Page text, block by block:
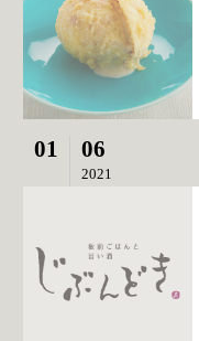
01 06
2021